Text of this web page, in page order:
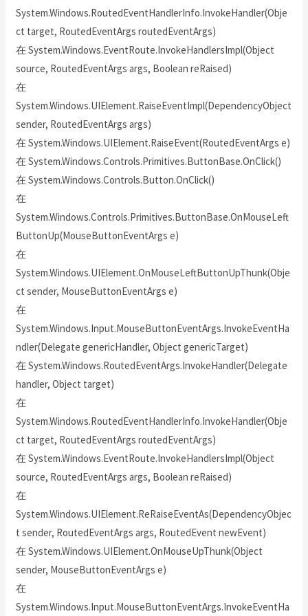
System.Windows.RoutedEventHandlerInfo.InvokeHandler(Obje
ct target, RoutedEventArgs routedEventArgs)
在 System.Windows.EventRoute.InvokeHandlersImpl(Object
source, RoutedEventArgs args, Boolean reRaised)
在
System.Windows.UIElement.RaiseEventImpl(DependencyObject
sender, RoutedEventArgs args)
在 System.Windows.UIElement.RaiseEvent(RoutedEventArgs e)
在 System.Windows.Controls.Primitives.ButtonBase.OnClick()
在 System.Windows.Controls.Button.OnClick()
在
System.Windows.Controls.Primitives.ButtonBase.OnMouseLeft
ButtonUp(MouseButtonEventArgs e)
在
System.Windows.UIElement.OnMouseLeftButtonUpThunk(Obje
ct sender, MouseButtonEventArgs e)
在
System.Windows.Input.MouseButtonEventArgs.InvokeEventHa
ndler(Delegate genericHandler, Object genericTarget)
在 System.Windows.RoutedEventArgs.InvokeHandler(Delegate
handler, Object target)
在
System.Windows.RoutedEventHandlerInfo.InvokeHandler(Obje
ct target, RoutedEventArgs routedEventArgs)
在 System.Windows.EventRoute.InvokeHandlersImpl(Object
source, RoutedEventArgs args, Boolean reRaised)
在
System.Windows.UIElement.ReRaiseEventAs(DependencyObjec
t sender, RoutedEventArgs args, RoutedEvent newEvent)
在 System.Windows.UIElement.OnMouseUpThunk(Object
sender, MouseButtonEventArgs e)
在
System.Windows.Input.MouseButtonEventArgs.InvokeEventHa